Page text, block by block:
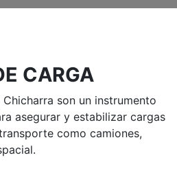
CARGA
son un instrumento
asegurar y estabilizar cargas
como camiones,